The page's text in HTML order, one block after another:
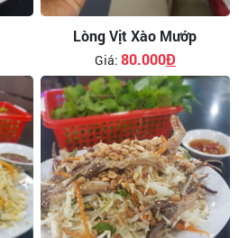
Lòng Vịt Xào Mướp
Giá: 80.000Đ